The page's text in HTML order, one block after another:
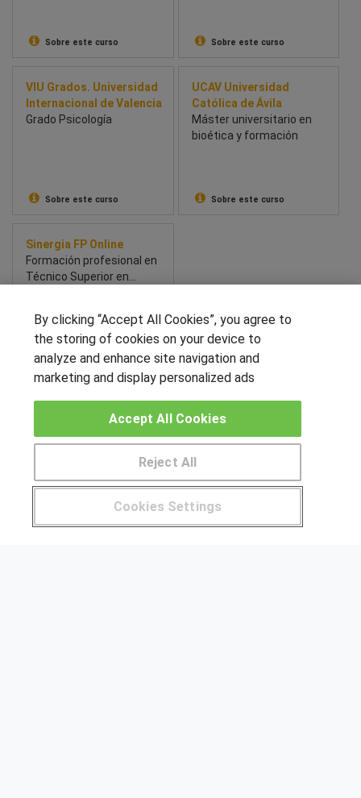
Sobre este curso Sobre este curso
VIU Grados. Universidad
Internacional de Valencia
Grado Psicología
Sobre este curso
UCAV Universidad
Católica de Ávila
Máster universitario en
bioética y formación
Sobre este curso
Sinergia FP Online
Formación profesional en
Técnico Superior en
Sobre este curso
Pide más información al centro
¿Tienes alguna duda? 900 264 357
SÍGUENOS EN LAS REDES
Muro de los idiomas
By clicking “Accept All Cookies”, you agree to
the storing of cookies on your device to
analyze and enhance site navigation and
marketing and display personalized ads
Cookies Settings
Reject All
Accept All Cookies